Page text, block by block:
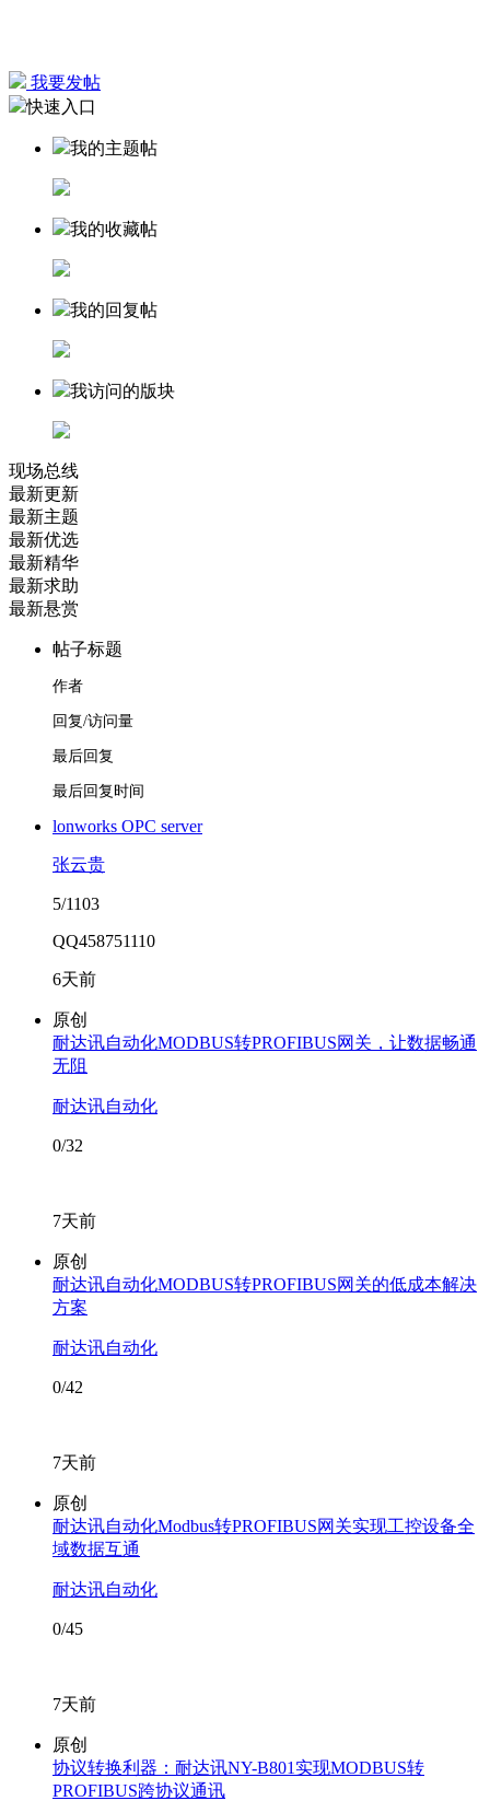
我要发帖
快速入口
我的主题帖
我的收藏帖
我的回复帖
我访问的版块
现场总线
最新更新
最新主题
最新优选
最新精华
最新求助
最新悬赏
帖子标题
作者
回复/访问量
最后回复
最后回复时间
lonworks OPC server
张云贵
5/1103
QQ458751110
6天前
原创
耐达讯自动化MODBUS转PROFIBUS网关，让数据畅通
无阻
耐达讯自动化
0/32
7天前
原创
耐达讯自动化MODBUS转PROFIBUS网关的低成本解决
方案
耐达讯自动化
0/42
7天前
原创
耐达讯自动化Modbus转PROFIBUS网关实现工控设备全
域数据互通
耐达讯自动化
0/45
7天前
原创
协议转换利器：耐达讯NY-B801实现MODBUS转
PROFIBUS跨协议通讯